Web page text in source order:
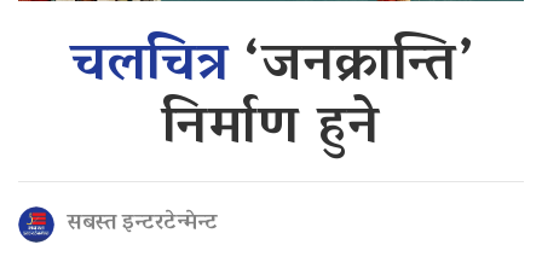
चलचित्र‘जनक्रान्ति’
निर्माण हुने
सबस्त इन्टरटेन्मेन्ट